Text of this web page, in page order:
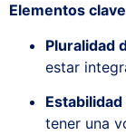
Elementos
Pluralidad
estar
tener una